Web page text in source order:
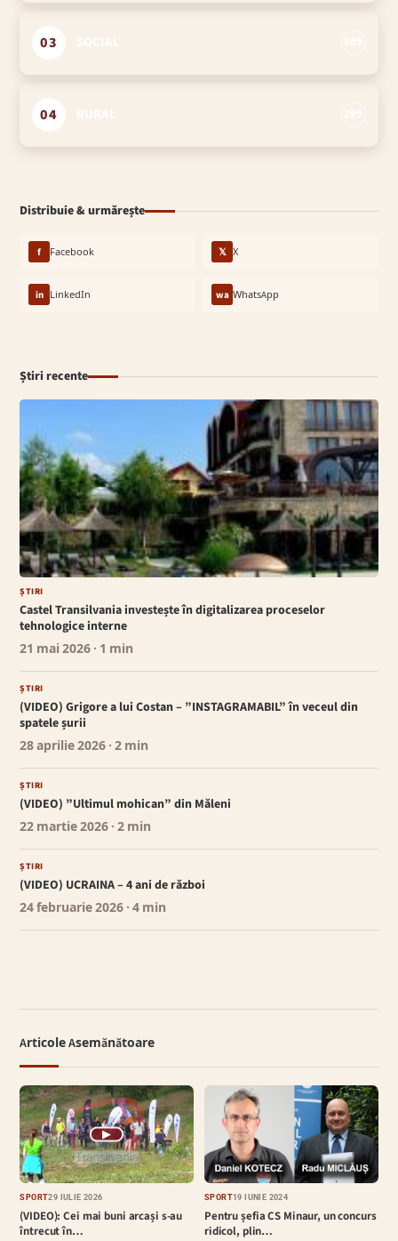
03
04
Distribuie & urmărește
f Facebook 𝕏 X
in LinkedIn wa WhatsApp
Știri recente
ȘTIRI
Castel Transilvania investește în digitalizarea proceselor
tehnologice interne
21 mai 2026 · 1 min
ȘTIRI
(VIDEO) Grigore a lui Costan – ”INSTAGRAMABIL” în veceul din
spatele șurii
28 aprilie 2026 · 2 min
ȘTIRI
(VIDEO) ”Ultimul mohican” din Măleni
22 martie 2026 · 2 min
ȘTIRI
(VIDEO) UCRAINA – 4 ani de război
24 februarie 2026 · 4 min
Articole Asemănătoare
▶
SPORT29 IULIE 2026
(VIDEO): Cei mai buni arcași s-au
întrecut în…
SPORT19 IUNIE 2024
Pentru șefia CS Minaur, un concurs
ridicol, plin…